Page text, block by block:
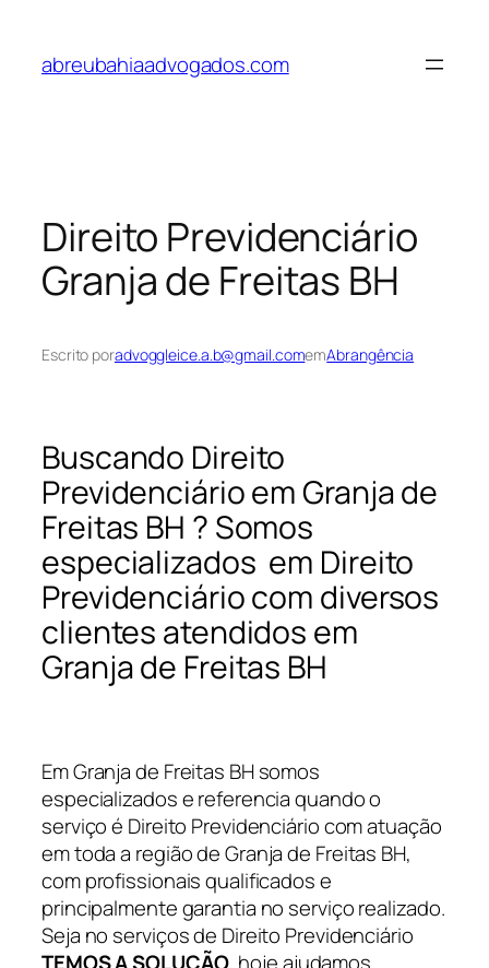
abreubahiaadvogados.com
Direito Previdenciário
Granja de Freitas BH
Escrito poradvoggleice.a.b@gmail.comemAbrangência
Buscando Direito
Previdenciário em Granja de
Freitas BH ? Somos
especializados em Direito
Previdenciário com diversos
clientes atendidos em
Granja de Freitas BH
Em Granja de Freitas BH somos
especializados e referencia quando o
serviço é Direito Previdenciário com atuação
em toda a região de Granja de Freitas BH,
com profissionais qualificados e
principalmente garantia no serviço realizado.
Seja no serviços de Direito Previdenciário